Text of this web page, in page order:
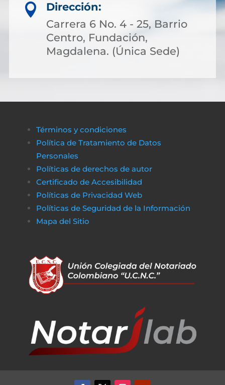

Dirección:
Carrera 6 No. 4 - 25, Barrio
Centro, Fundación,
Magdalena. (Única Sede)
Términos y condiciones
Política de Tratamiento de Datos
Personales
Políticas de derechos de autor
Certificado de Accesibilidad
Políticas de Privacidad Web
Políticas de Seguridad de la Información
Mapa del Sitio